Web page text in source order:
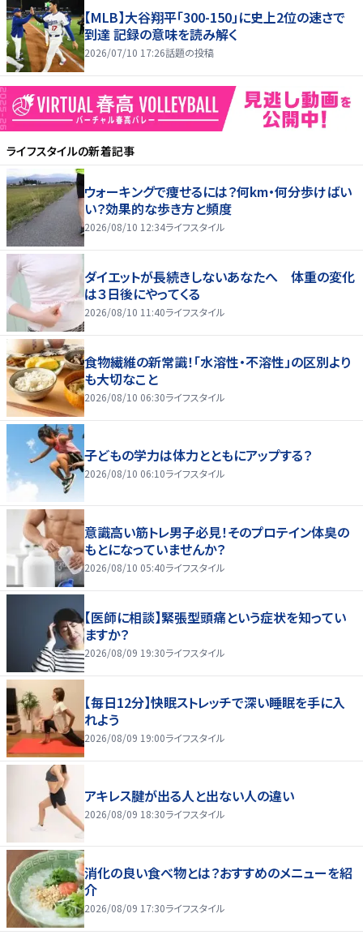
【MLB】大谷翔平「300-150」に史上2位の速さで
到達 記録の意味を読み解く
2026/07/10 17:26話題の投稿
ライフスタイルの新着記事
ウォーキングで痩せるには？何km・何分歩けばい
い？効果的な歩き方と頻度
2026/08/10 12:34ライフスタイル
ダイエットが長続きしないあなたへ 体重の変化
は３日後にやってくる
2026/08/10 11:40ライフスタイル
食物繊維の新常識！「水溶性・不溶性」の区別より
も大切なこと
2026/08/10 06:30ライフスタイル
子どもの学力は体力とともにアップする？
2026/08/10 06:10ライフスタイル
意識高い筋トレ男子必見！そのプロテイン体臭の
もとになっていませんか？
2026/08/10 05:40ライフスタイル
【医師に相談】緊張型頭痛という症状を知ってい
ますか？
2026/08/09 19:30ライフスタイル
【毎日12分】快眠ストレッチで深い睡眠を手に入
れよう
2026/08/09 19:00ライフスタイル
アキレス腱が出る人と出ない人の違い
2026/08/09 18:30ライフスタイル
消化の良い食べ物とは？おすすめのメニューを紹
介
2026/08/09 17:30ライフスタイル